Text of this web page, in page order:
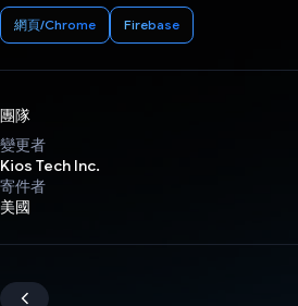
網頁/Chrome Firebase
團隊
變更者
Kios Tech Inc.
寄件者
美國